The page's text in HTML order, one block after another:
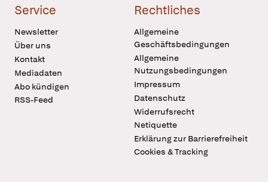
Service
Newsletter
Über uns
Kontakt
Mediadaten
Abo kündigen
RSS-Feed
Rechtliches
Allgemeine
Geschäftsbedingungen
Allgemeine
Nutzungsbedingungen
Impressum
Datenschutz
Widerrufsrecht
Netiquette
Erklärung zur Barrierefreiheit
Cookies & Tracking